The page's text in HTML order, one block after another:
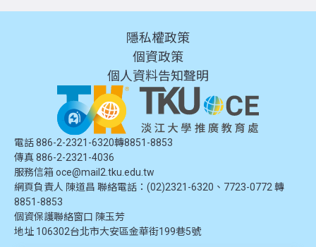
隱私權政策
個資政策
個人資料告知聲明
電話 886-2-2321-6320轉8851-8853
傳真 886-2-2321-4036
服務信箱 oce@mail2.tku.edu.tw
網頁負責人 陳道昌 聯絡電話：(02)2321-6320、7723-0772 轉
8851-8853
個資保護聯絡窗口 陳玉芳
地址 106302台北市大安區金華街199巷5號